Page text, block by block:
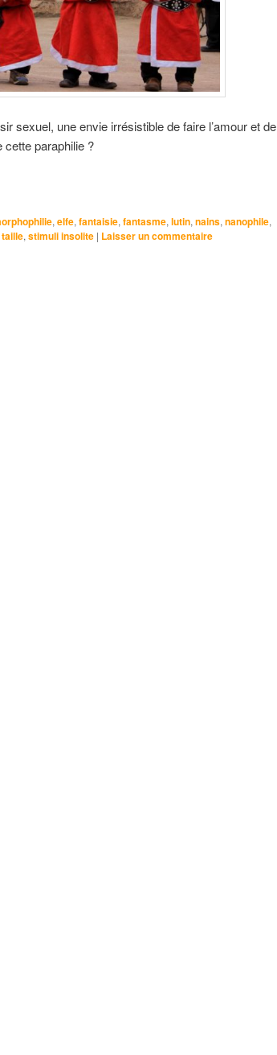
sexuel, une envie irrésistible de faire l’amour et de
paraphilie ?
, elfe, fantaisie, fantasme, lutin, nains, nanophile,
, stimuli insolite | Laisser un commentaire